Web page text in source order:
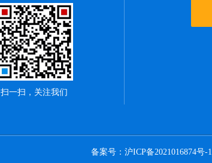
扫一扫，关注我们
备案号：沪ICP备2021016874号-1